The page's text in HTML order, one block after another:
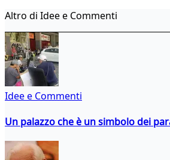
Altro di Idee e Commenti
Idee e Commenti
Un palazzo che è un simbolo dei